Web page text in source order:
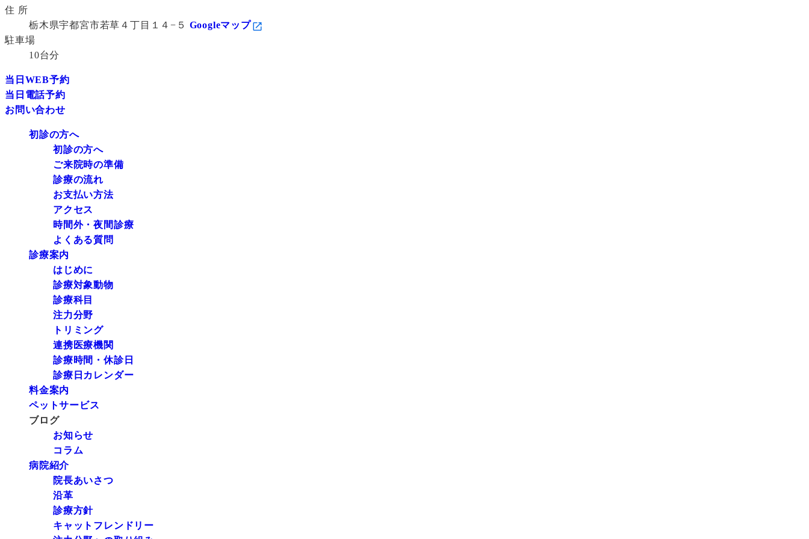
住 所
栃木県宇都宮市若草４丁目１４−５ Googleマップ
駐車場
10台分
当日WEB予約
当日電話予約
お問い合わせ
初診の方へ
初診の方へ
ご来院時の準備
診療の流れ
お支払い方法
アクセス
時間外・夜間診療
よくある質問
診療案内
はじめに
診療対象動物
診療科目
注力分野
トリミング
連携医療機関
診療時間・休診日
診療日カレンダー
料金案内
ペットサービス
ブログ
お知らせ
コラム
病院紹介
院長あいさつ
沿革
診療方針
キャットフレンドリー